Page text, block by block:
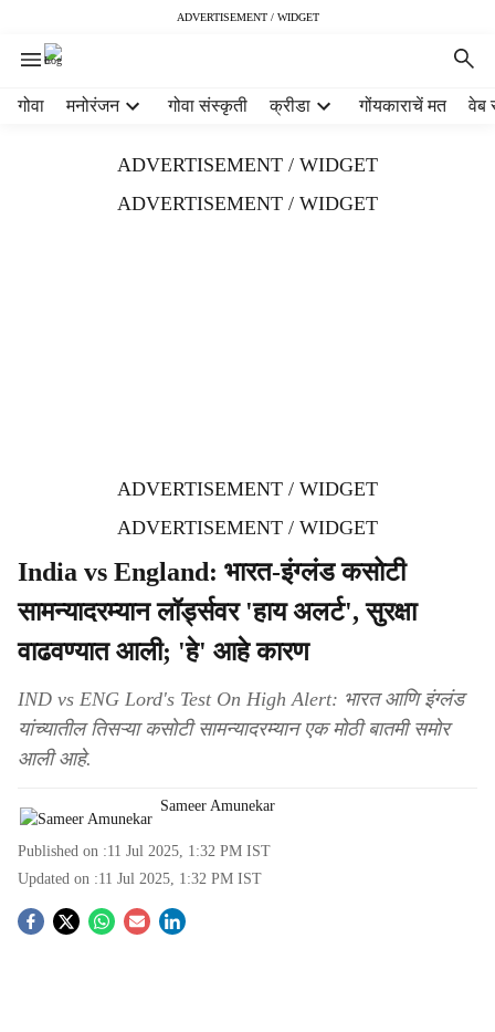
ADVERTISEMENT / WIDGET
गोवा मनोरंजन गोवा संस्कृती क्रीडा गोंयकाराचें मत वेब
ADVERTISEMENT / WIDGET
ADVERTISEMENT / WIDGET
ADVERTISEMENT / WIDGET
ADVERTISEMENT / WIDGET
India vs England: भारत-इंग्लंड कसोटी
सामन्यादरम्यान लॉर्ड्सवर 'हाय अलर्ट', सुरक्षा
वाढवण्यात आली; 'हे' आहे कारण
IND vs ENG Lord's Test On High Alert: भारत आणि इंग्लंड
यांच्यातील तिसऱ्या कसोटी सामन्यादरम्यान एक मोठी बातमी समोर
आली आहे.
Sameer Amunekar
Published on :11 Jul 2025, 1:32 PM IST
Updated on :11 Jul 2025, 1:32 PM IST
S